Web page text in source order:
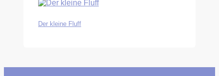
Der kleine Fluff